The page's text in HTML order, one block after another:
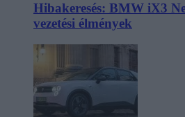
Hibakeresés: BMW iX3
vezetési élmények